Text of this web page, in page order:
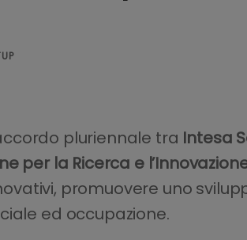
pluriennale tra Intesa
per la Ricerca e
promuovere uno
ed occupazione.